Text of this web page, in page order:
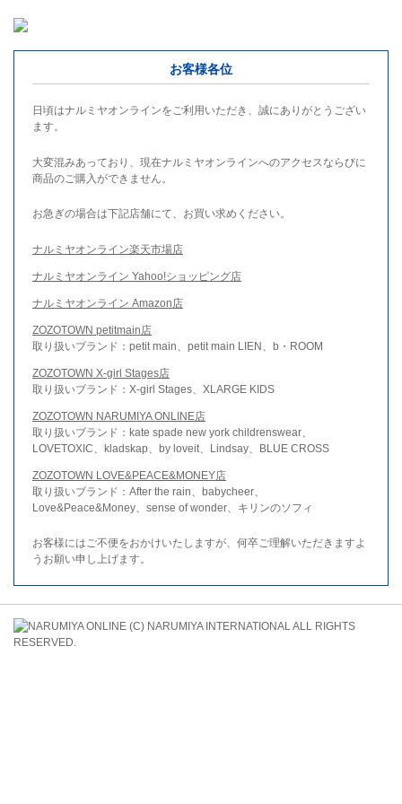
お客様各位
日頃はナルミヤオンラインをご利用いただき、誠にありがとうござい
ます。
大変混みあっており、現在ナルミヤオンラインへのアクセスならびに
商品のご購入ができません。
お急ぎの場合は下記店舗にて、お買い求めください。
ナルミヤオンライン楽天市場店
ナルミヤオンライン Yahoo!ショッピング店
ナルミヤオンライン Amazon店
ZOZOTOWN petitmain店
取り扱いブランド：petit main、petit main LIEN、b・ROOM
ZOZOTOWN X-girl Stages店
取り扱いブランド：X-girl Stages、XLARGE KIDS
ZOZOTOWN NARUMIYA ONLINE店
取り扱いブランド：kate spade new york childrenswear、
LOVETOXIC、kladskap、by loveit、Lindsay、BLUE CROSS
ZOZOTOWN LOVE&PEACE&MONEY店
取り扱いブランド：After the rain、babycheer、
Love&Peace&Money、sense of wonder、キリンのソフィ
お客様にはご不便をおかけいたしますが、何卒ご理解いただきますよ
うお願い申し上げます。